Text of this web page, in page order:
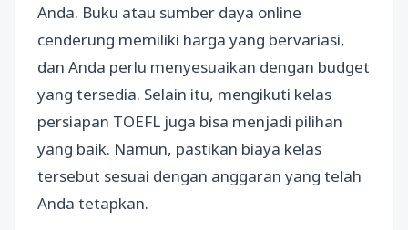
Anda. Buku atau sumber daya online
cenderung memiliki harga yang bervariasi,
dan Anda perlu menyesuaikan dengan budget
yang tersedia. Selain itu, mengikuti kelas
persiapan TOEFL juga bisa menjadi pilihan
yang baik. Namun, pastikan biaya kelas
tersebut sesuai dengan anggaran yang telah
Anda tetapkan.